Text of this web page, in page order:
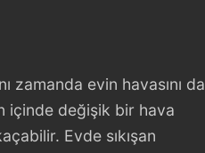
zamanda evin havasını da
içinde değişik bir hava
Evde sıkışan